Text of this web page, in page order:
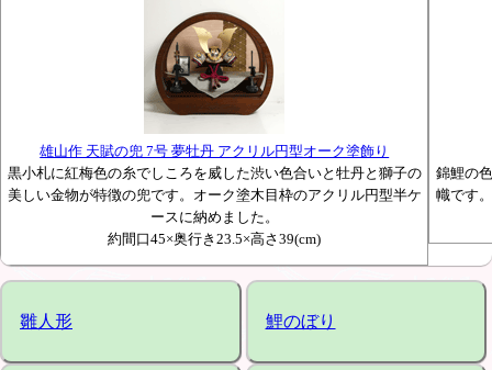
雄山作 天賦の兜 7号 夢牡丹 アクリル円型オーク塗飾り
黒小札に紅梅色の糸でしころを威した渋い色合いと牡丹と獅子の
美しい金物が特徴の兜です。オーク塗木目枠のアクリル円型半ケ
ースに納めました。
約間口45×奥行き23.5×高さ39(cm)
錦鯉の
幟です
雛人形 鯉のぼり